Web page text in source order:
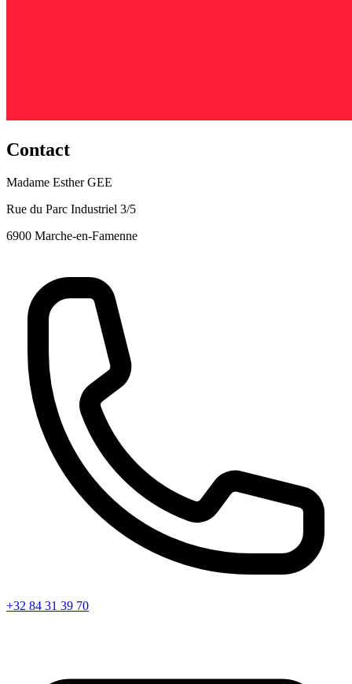
Contact
Madame Esther GEE
Rue du Parc Industriel 3/5
6900 Marche-en-Famenne
+32 84 31 39 70